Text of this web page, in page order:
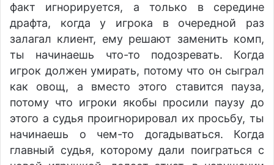
факт игнорируется, а только в середине
драфта, когда у игрока в очередной раз
залагал клиент, ему решают заменить комп,
ты начинаешь что-то подозревать. Когда
игрок должен умирать, потому что он сыграл
как овощ, а вместо этого ставится пауза,
потому что игроки якобы просили паузу до
этого а судья проигнорировал их просьбу, ты
начинаешь о чем-то догадываться. Когда
главный судья, которому дали поиграться с